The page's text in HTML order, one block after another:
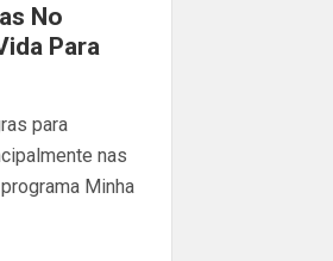
No
Para
para
nas
Minha